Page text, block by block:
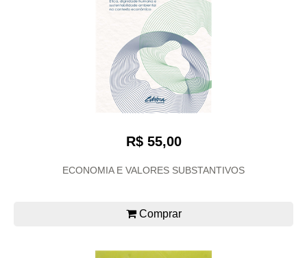
R$ 55,00
ECONOMIA E VALORES SUBSTANTIVOS
Comprar